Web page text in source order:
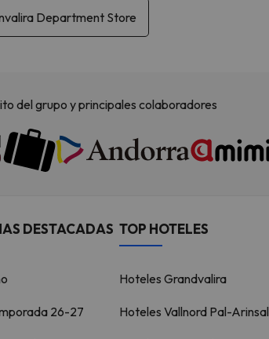
Department Store
del grupo y principales colaboradores
DESTACADAS
26-27
TOP HOTELES
Hoteles Grandvalira
Hoteles Vallnord Pal-Arinsal